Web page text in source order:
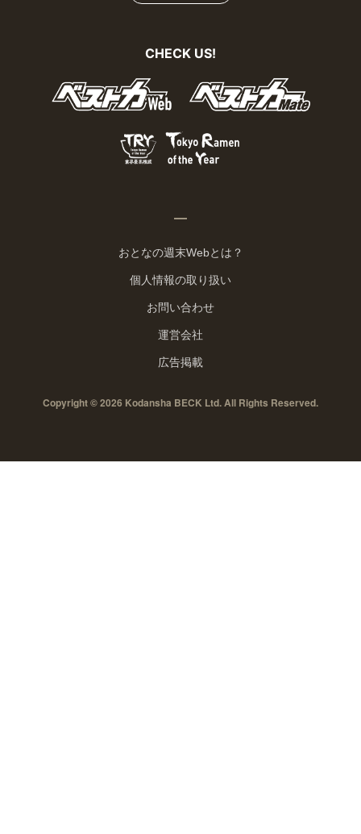
CHECK US!
おとなの週末Webとは？
個人情報の取り扱い
お問い合わせ
運営会社
広告掲載
Copyright © 2026 Kodansha BECK Ltd. All Rights Reserved.